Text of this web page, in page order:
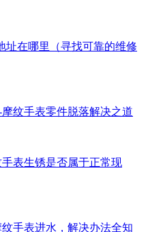
址在哪里（寻找可靠的维修
纹手表零件脱落解决之道
表生锈是否属于正常现
手表进水，解决办法全知